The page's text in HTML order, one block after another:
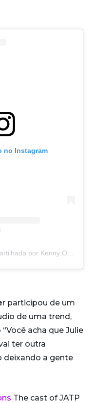
no Instagram
r participou de um
de uma trend,
acha que Julie
ter outra
deixando a gente
The cast of JATP